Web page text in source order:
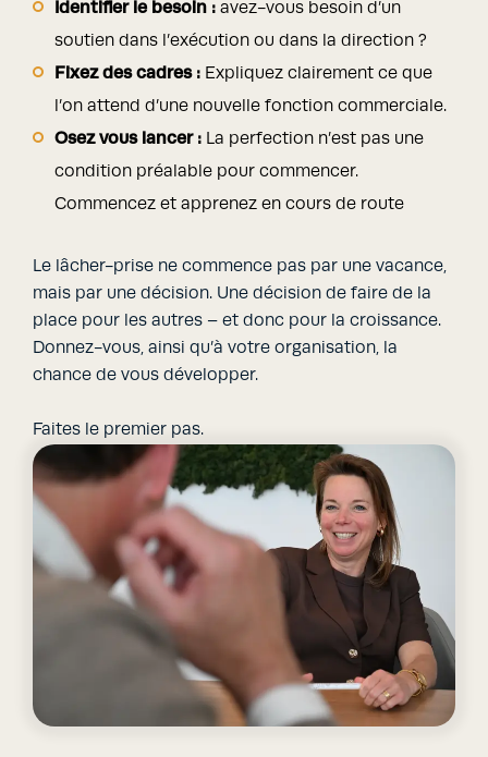
Identifier le besoin : avez-vous besoin d’un
soutien dans l’exécution ou dans la direction ?
Fixez des cadres : Expliquez clairement ce que
l’on attend d’une nouvelle fonction commerciale.
Osez vous lancer : La perfection n’est pas une
condition préalable pour commencer.
Commencez et apprenez en cours de route
Le lâcher-prise ne commence pas par une vacance,
mais par une décision. Une décision de faire de la
place pour les autres – et donc pour la croissance.
Donnez-vous, ainsi qu’à votre organisation, la
chance de vous développer.
Faites le premier pas.